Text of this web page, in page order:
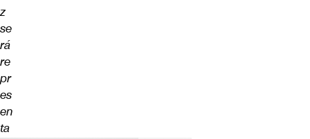
z
se
rá
re
pr
es
en
ta